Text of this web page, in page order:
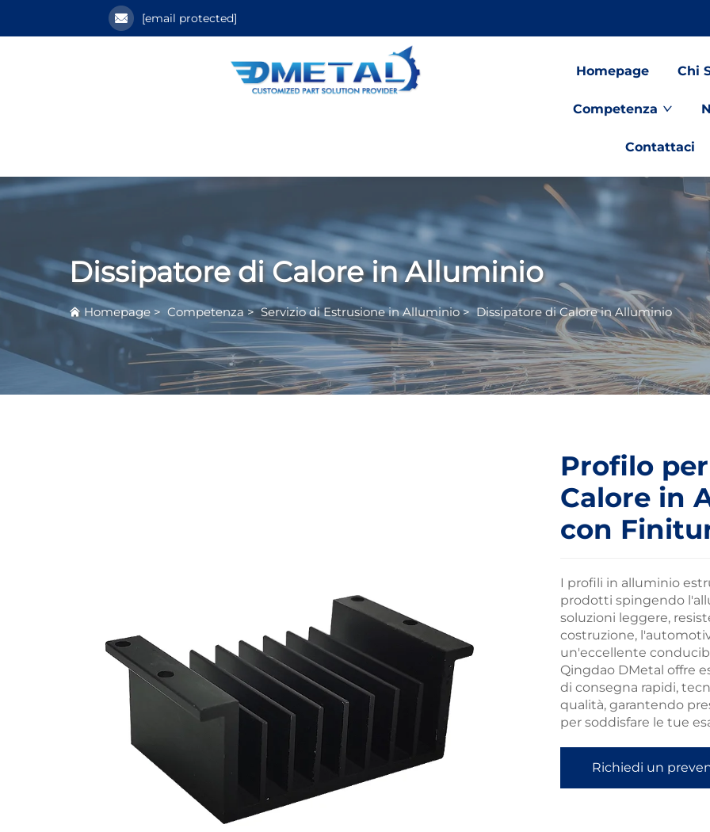
[email protected]
Homepage Chi
Competenza
Contattaci
Dissipatore di Calore in Alluminio
Homepage > Competenza >Servizio di Estrusione in Alluminio>Dissipatore di Calore in Alluminio
Profilo
Calore in
con
I profili in alluminio
prodotti spingendo
soluzioni leggere,
costruzione,
un'eccellente
Qingdao DMetal offre
di consegna rapidi,
qualità, garantendo
per soddisfare le tue
Richiedi un